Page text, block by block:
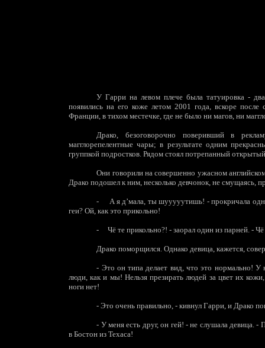
У Гарри на левом плече была татуировка -
появились на его коже летом 2001 года, вскоре
Франции, в тихом местечке, где не было ни магов, ни
Драко, безоговорочно поверивший в
магглорепелентные чары; в результате одним
группкой подростков. Рядом стоял потрепанный
Они говорили на совершенно ужасном
Драко подошел к ним, несколько девчонок, не смущаясь,
-
А я д’мала, ты шууууутишь! - прокричала
геи? Ой, как это прикольно!
- Чё те прикольно?! - заорал один из парней. -
Драко поморщился. Однако девица, кажется,
- Это он типа делает вид, что это нормально!
люди, как и мы! Нельзя презирать людей за цвет их
ноги нет!
- Это очень правильно, - кивнул Гарри, и Драко
- У меня есть друг, он гей! - не слушала девица.
в Бостон из Техаса!